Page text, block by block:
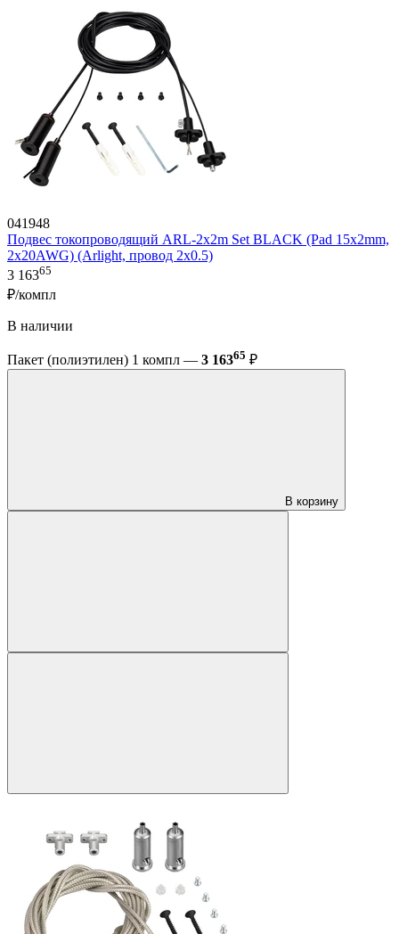
041948
Подвес токопроводящий ARL-2x2m Set BLACK (Pad 15x2mm,
2x20AWG) (Arlight, провод 2x0.5)
3 16365
₽/компл
В наличии
Пакет (полиэтилен) 1 компл — 3 16365 ₽
В корзину